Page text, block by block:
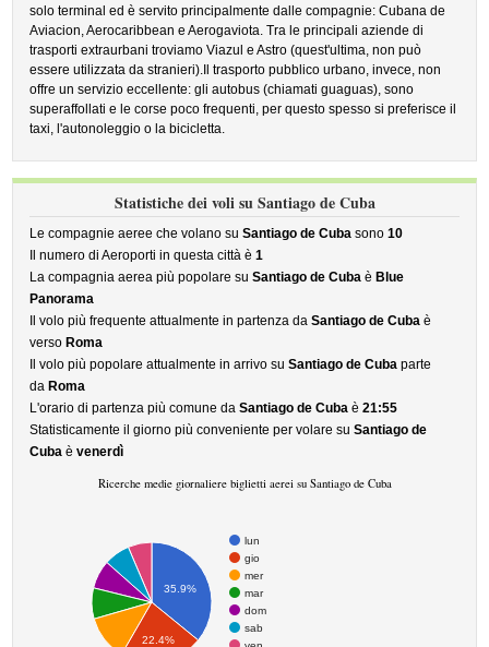
solo terminal ed è servito principalmente dalle compagnie: Cubana de
Aviacion, Aerocaribbean e Aerogaviota. Tra le principali aziende di
trasporti extraurbani troviamo Viazul e Astro (quest'ultima, non può
essere utilizzata da stranieri).Il trasporto pubblico urbano, invece, non
offre un servizio eccellente: gli autobus (chiamati guaguas), sono
superaffollati e le corse poco frequenti, per questo spesso si preferisce il
taxi, l'autonoleggio o la bicicletta.
Statistiche dei voli su Santiago de Cuba
Le compagnie aeree che volano suSantiago de Cuba sono10
Il numero di Aeroporti in questa città è1
La compagnia aerea più popolare suSantiago de Cuba è Blue
Panorama
Il volo più frequente attualmente in partenza daSantiago de Cuba è
verso Roma
Il volo più popolare attualmente in arrivo suSantiago de Cuba parte
da Roma
L'orario di partenza più comune daSantiago de Cuba è21:55
Statisticamente il giorno più conveniente per volare suSantiago de
Cuba èvenerdì
Ricerche medie giornaliere biglietti aerei su Santiago de Cuba
lun
gio
mer
mar
dom
sab
35.9%
22.4%